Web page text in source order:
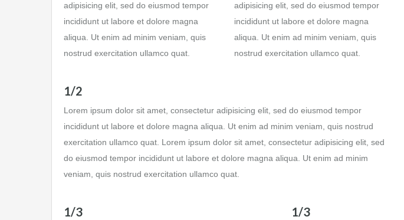
adipisicing elit, sed do eiusmod tempor
incididunt ut labore et dolore magna
aliqua. Ut enim ad minim veniam, quis
nostrud exercitation ullamco quat.
adipisicing elit, sed do eiusmod tempor
incididunt ut labore et dolore magna
aliqua. Ut enim ad minim veniam, quis
nostrud exercitation ullamco quat.
1/2
Lorem ipsum dolor sit amet, consectetur adipisicing elit, sed do eiusmod tempor
incididunt ut labore et dolore magna aliqua. Ut enim ad minim veniam, quis nostrud
exercitation ullamco quat. Lorem ipsum dolor sit amet, consectetur adipisicing elit, sed
do eiusmod tempor incididunt ut labore et dolore magna aliqua. Ut enim ad minim
veniam, quis nostrud exercitation ullamco quat.
1/3 1/3